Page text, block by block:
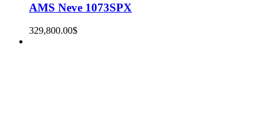
AMS Neve 1073SPX
329,800.00$